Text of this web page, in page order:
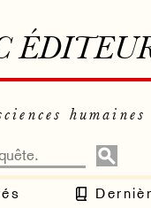
humaines